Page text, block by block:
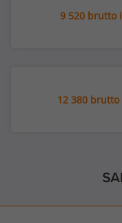
9 520 brutto
12 380